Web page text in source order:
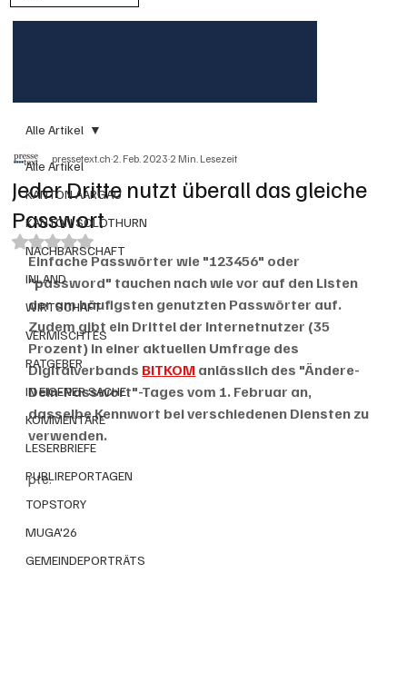
Alle Artikel
KANTON AARGAU
KANTON SOLOTHURN
NACHBARSCHAFT
INLAND
WIRTSCHAFT
VERMISCHTES
RATGEBER
IN EIGENER SACHE
KOMMENTARE
LESERBRIEFE
PUBLIREPORTAGEN
TOPSTORY
MUGA'26
GEMEINDEPORTRÄTS
Alle Artikel
Jeder Dritte nutzt überall das gleiche
Passwort
pressetext.ch2. Feb. 20232 Min. Lesezeit
Mit NaN von 5 Sternen bewertet.
Einfache Passwörter wie "123456" oder
"password" tauchen nach wie vor auf den Listen
der am häufigsten genutzten Passwörter auf.
Zudem gibt ein Drittel der Internetnutzer (35
Prozent) in einer aktuellen Umfrage des
Digitalverbands BITKOM anlässlich des "Ändere-
Dein-Passwort"-Tages vom 1. Februar an,
dasselbe Kennwort bei verschiedenen Diensten zu
verwenden.
pte.